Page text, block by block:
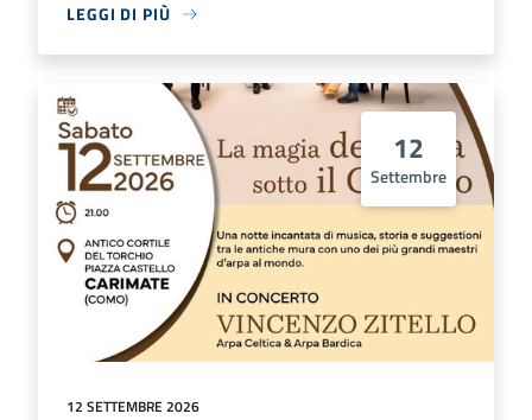
LEGGI DI PIÙ
12
Settembre
12 SETTEMBRE 2026